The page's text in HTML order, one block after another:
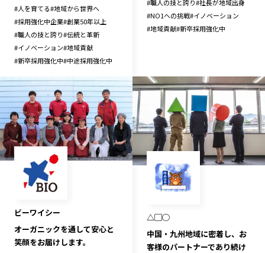
#人を育てる#地域から世界へ
#採用強化中企業#創業50年以上
#職人の技と誇り#伝統と革新
#イノベーション#地域貢献
#新卒採用強化中#中途採用強化中
#職人の技と誇り#社長が地域出身
#NO1への挑戦#イノベーション
#地域貢献#新卒採用強化中
ビーワイシー
オーガニックを通して安心と
笑顔をお届けします。
△▢◯
中国・九州地域に密着し、お
客様のパートナーであり続け